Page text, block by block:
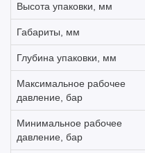
Высота упаковки, мм
Габариты, мм
Глубина упаковки, мм
Максимальное рабочее
давление, бар
Минимальное рабочее
давление, бар